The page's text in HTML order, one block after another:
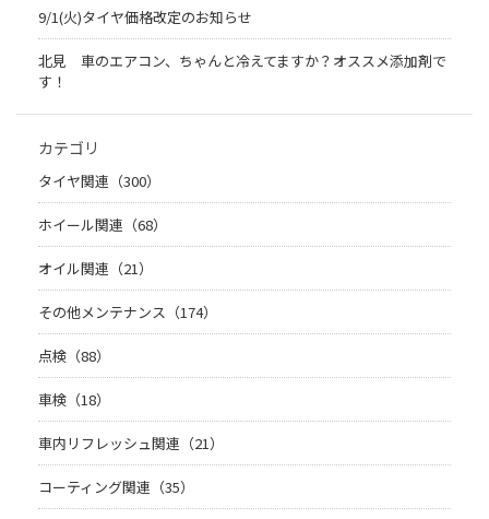
9/1(火)タイヤ価格改定のお知らせ
北見 車のエアコン、ちゃんと冷えてますか？オススメ添加剤で
す！
カテゴリ
タイヤ関連（300）
ホイール関連（68）
オイル関連（21）
その他メンテナンス（174）
点検（88）
車検（18）
車内リフレッシュ関連（21）
コーティング関連（35）